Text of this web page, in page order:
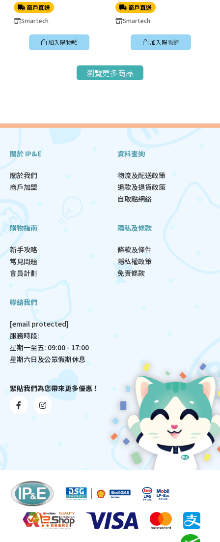
商戶直送
Smartech
加入購物籃
商戶直送
Smartech
加入購物籃
瀏覽更多商品
關於 IP&E
關於我們
商戶加盟
資料查詢
物流及配送政策
退款及退貨政策
自取點網絡
購物指南
新手攻略
常見問題
會員計劃
隱私及條款
條款及條件
隱私權政策
免責條款
聯絡我們
[email protected]
服務時段:
星期一至五: 09:00 - 17:00
星期六日及公眾假期休息
緊貼我們為您帶來更多優惠！